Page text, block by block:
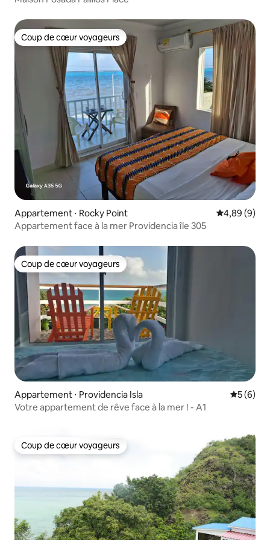
Coup de cœur voyageurs
Coup de cœur voyageurs
Appartement ⋅ Rocky Point Évaluation
4,89 (9)
Appartement face à la mer Providencia île 305
Coup de cœur voyageurs
Coup de cœur voyageurs
Appartement ⋅ Providencia Isla
5 (6)
Votre appartement de rêve face à la mer ! - A1
Coup de cœur voyageurs
Coup de cœur voyageurs